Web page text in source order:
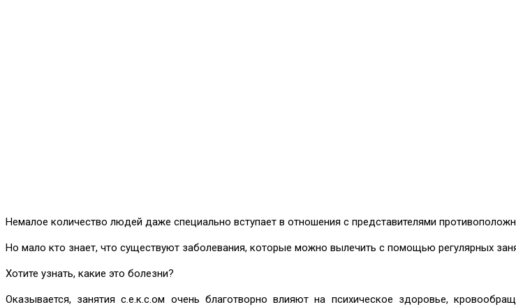
Немалое количество людей даже специально вступает в отношения с представителями
Но мало кто знает, что существуют заболевания, которые можно вылечить с помощью регулярных
Хотите узнать, какие это болезни?
Оказывается, занятия с.е.к.с.ом очень благотворно влияют на психическое здоровье,